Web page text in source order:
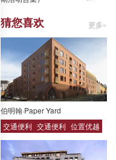
猜您喜欢 更多»
伯明翰·Paper Yard
交通便利 交通便利 位置优越